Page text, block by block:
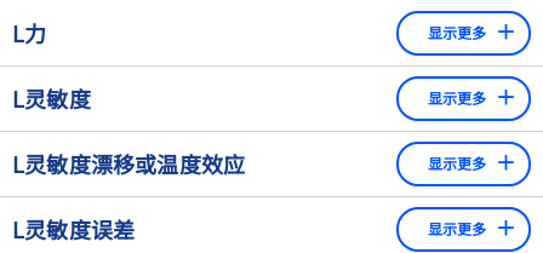
L力 显示更多
一边是力或重力，另一边是质量，这两者决不能混淆。力是
对一个物体的影响，使其变形或加速（例如，在自由落体的
情况下）。而质量是一个物体的属性，描述了它的数量。力
和质量之间还有一个区别。要描述一个力，必须定义它的大
小和它的作用方向。这与质量不同，在质量方面只需定义其
大小即可。质量和力的测量单位也同样不同。质量的单位是
L灵敏度 显示更多
显示值的变化除以衡器上引起这种变化的负载得到灵敏度。
对于一个正确调整的带有数字显示的衡器来说，灵敏度必须
总是正好是1.0/g = 1.0。对于带有模拟显示器的秤，灵敏度也
可以用分度/g或mm/g表示。
L灵敏度漂移或温度效应 显示更多
由于称重系统的温度变化导致的结果变化。茵泰科isoCal或
isoTest功能可以监测到这一点，并通过调整自动纠正。
L灵敏度误差 显示更多